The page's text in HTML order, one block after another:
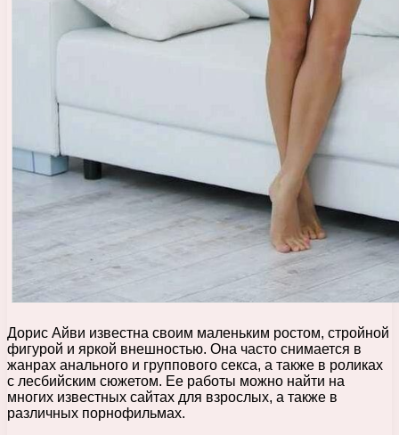
Дорис Айви известна своим маленьким ростом, стройной
фигурой и яркой внешностью. Она часто снимается в
жанрах анального и группового секса, а также в роликах
с лесбийским сюжетом. Ее работы можно найти на
многих известных сайтах для взрослых, а также в
различных порнофильмах.